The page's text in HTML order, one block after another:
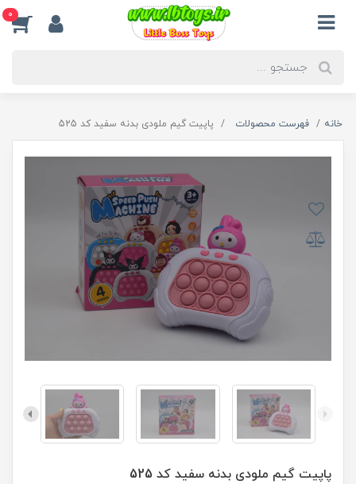
0
خانه فهرست محصولات پاپیت گیم ملودی بدنه سفید کد 525
پاپیت گیم ملودی بدنه سفید کد 525